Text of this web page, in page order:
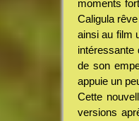
moments
Caligula
ainsi au film
intéressante
de son
appuie un
Cette
versions